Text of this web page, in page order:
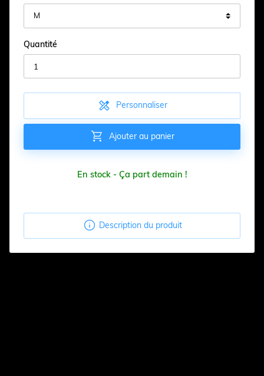
Quantité
 Personnaliser
 Ajouter au panier
En stock - Ça part demain !
 Description du produit